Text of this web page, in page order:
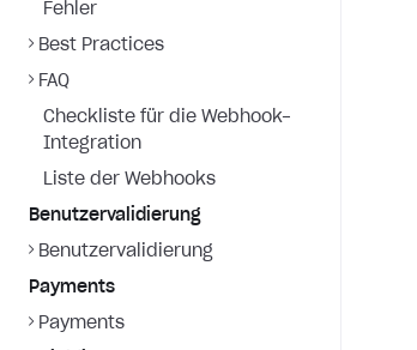
Fehler
Best Practices
FAQ
Checkliste für die Webhook-
Integration
Liste der Webhooks
Benutzervalidierung
Benutzervalidierung
Payments
Payments